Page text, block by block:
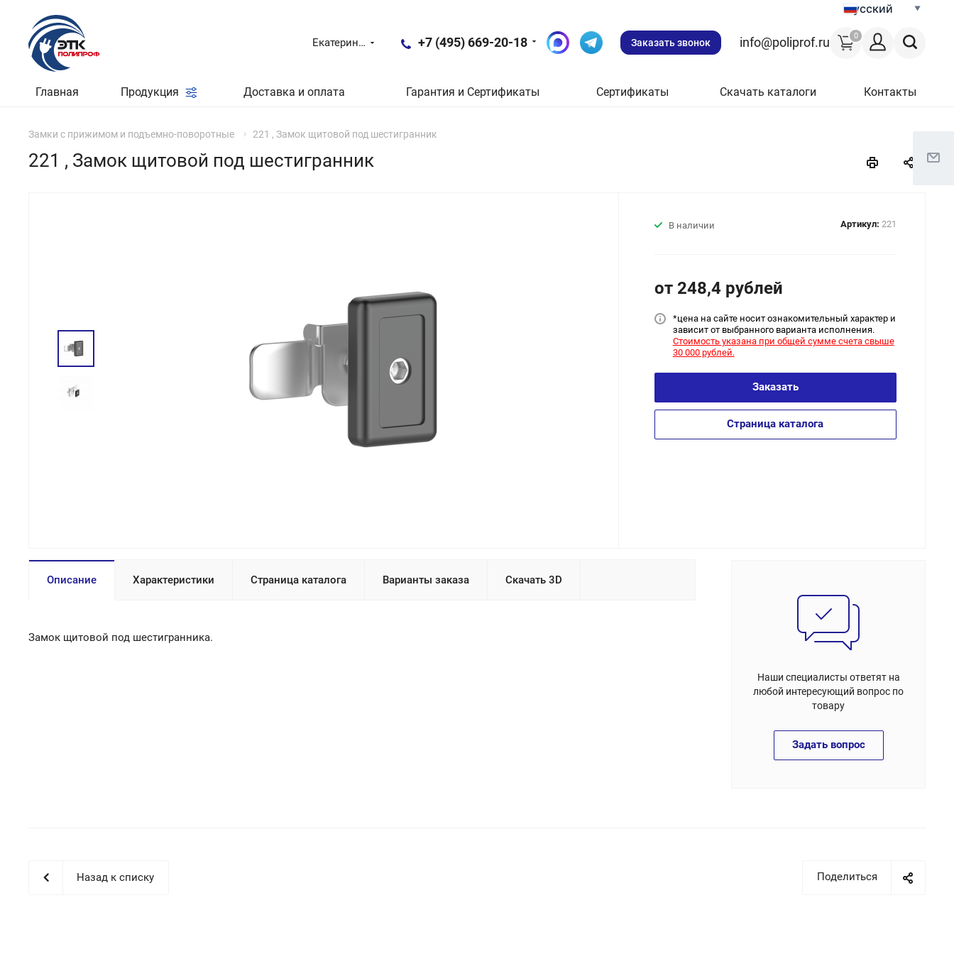
Русский
0
Екатеринбург +7 (495) 669-20-18 Заказать звонок info@poliprof.ru
Главная Продукция Доставка и оплата Гарантия и Сертификаты Сертификаты Скачать каталоги Контакты
Замки с прижимом и подъемно-поворотные 221 , Замок щитовой под шестигранник
221 , Замок щитовой под шестигранник
В наличии Артикул: 221
от 248,4 рублей
*цена на сайте носит ознакомительный характер и
зависит от выбранного варианта исполнения.
Стоимость указана при общей сумме счета свыше
30 000 рублей.
Заказать
Страница каталога
Описание Характеристики Страница каталога Варианты заказа Скачать 3D
Замок щитовой под шестигранника.
Наши специалисты ответят на
любой интересующий вопрос по
товару
Задать вопрос
Поделиться
Назад к списку